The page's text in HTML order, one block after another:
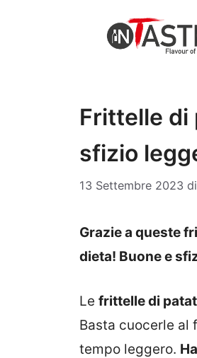
Frittelle di
sfizio
13 Settembre 2023 di
Grazie a queste
dieta! Buone e
Le frittelle di
Basta cuocerle al
tempo leggero.